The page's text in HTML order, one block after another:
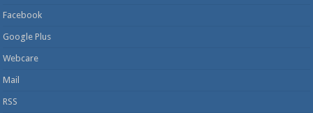
Facebook
Google Plus
Webcare
Mail
RSS